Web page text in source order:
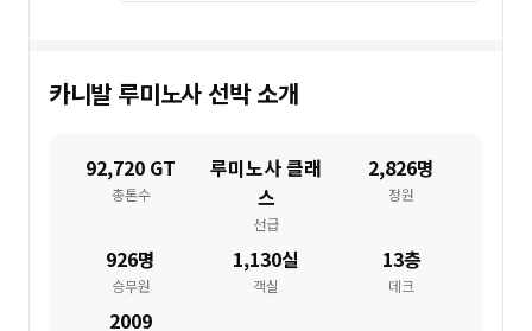
카니발 루미노사선박 소개
92,720 GT
총톤수
루미노사 클래
스
선급
2,826명
정원
926명
승무원
1,130실
객실
13층
데크
2009